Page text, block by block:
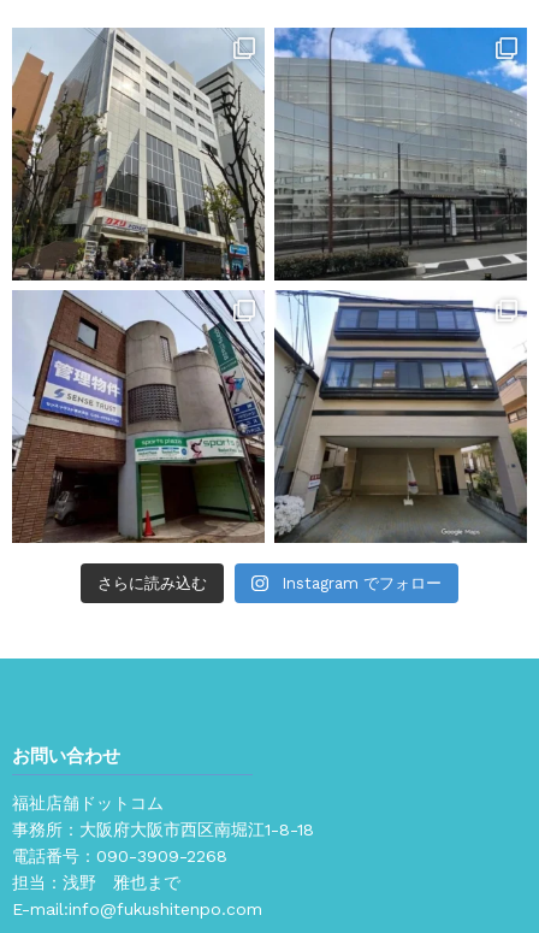
さらに読み込む Instagram でフォロー
お問い合わせ
福祉店舗ドットコム
事務所：大阪府大阪市西区南堀江1-8-18
電話番号： 090-3909-2268
担当：浅野 雅也まで
E-mail:info@fukushitenpo.com